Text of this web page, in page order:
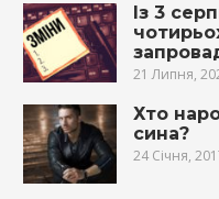
Із 3
21 Липня,
Хто
сина?
24 Січня,